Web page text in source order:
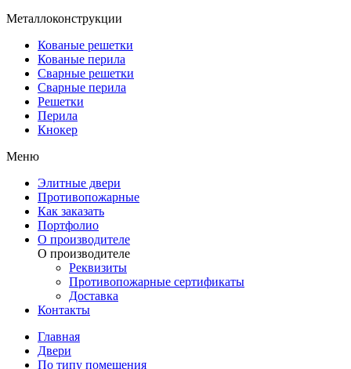
Металлоконструкции
Кованые решетки
Кованые перила
Сварные решетки
Сварные перила
Решетки
Перила
Кнокер
Меню
Элитные двери
Противопожарные
Как заказать
Портфолио
О производителе
О производителе
Реквизиты
Противопожарные сертификаты
Доставка
Контакты
Главная
Двери
По типу помещения